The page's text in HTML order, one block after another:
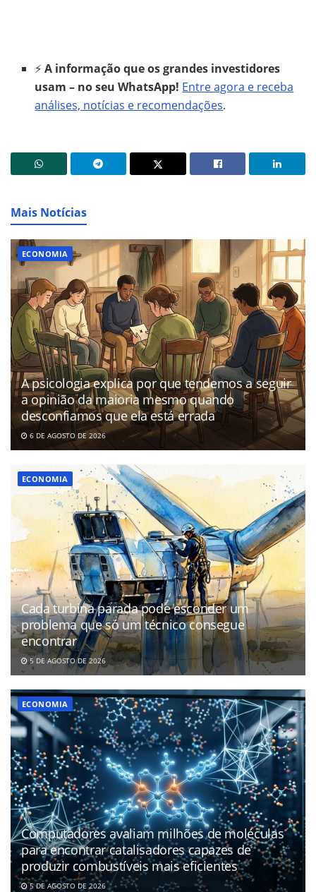
⚡A informação que os grandes investidores
usam – no seu WhatsApp! Entre agora e receba
análises, notícias e recomendações.
Mais Notícias
ECONOMIA
A psicologia explica por que tendemos a seguir
a opinião da maioria mesmo quando
desconfiamos que ela está errada
6 DE AGOSTO DE 2026
ECONOMIA
Cada turbina parada pode esconder um
problema que só um técnico consegue
encontrar
5 DE AGOSTO DE 2026
ECONOMIA
Computadores avaliam milhões de moléculas
para encontrar catalisadores capazes de
produzir combustíveis mais eficientes
5 DE AGOSTO DE 2026